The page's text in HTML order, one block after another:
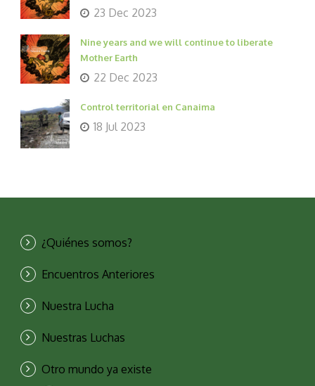
23 Dec 2023
Nine years and we will continue to liberate
Mother Earth
22 Dec 2023
Control territorial en Canaima
18 Jul 2023
¿Quiénes somos?
Encuentros Anteriores
Nuestra Lucha
Nuestras Luchas
Otro mundo ya existe